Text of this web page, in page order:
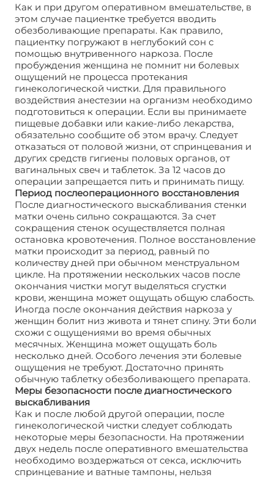
Как и при другом оперативном вмешательстве, в
этом случае пациентке требуется вводить
обезболивающие препараты. Как правило,
пациентку погружают в неглубокий сон с
помощью внутривенного наркоза. После
пробуждения женщина не помнит ни болевых
ощущений не процесса протекания
гинекологической чистки. Для правильного
воздействия анестезии на организм необходимо
подготовиться к операции. Если вы принимаете
пищевые добавки или какие-либо лекарства,
обязательно сообщите об этом врачу. Следует
отказаться от половой жизни, от спринцевания и
других средств гигиены половых органов, от
вагинальных свеч и таблеток. За 12 часов до
операции запрещается пить и принимать пищу.
Период послеоперационного восстановления
После диагностического выскабливания стенки
матки очень сильно сокращаются. За счет
сокращения стенок осуществляется полная
остановка кровотечения. Полное восстановление
матки происходит за период, равный по
количеству дней при обычном менструальном
цикле. На протяжении нескольких часов после
окончания чистки могут выделяться сгустки
крови, женщина может ощущать общую слабость.
Иногда после окончания действия наркоза у
женщин болит низ живота и тянет спину. Эти боли
схожи с ощущениями во время обычных
месячных. Женщина может ощущать боль
несколько дней. Особого лечения эти болевые
ощущения не требуют. Достаточно принять
обычную таблетку обезболивающего препарата.
Меры безопасности после диагностического
выскабливания
Как и после любой другой операции, после
гинекологической чистки следует соблюдать
некоторые меры безопасности. На протяжении
двух недель после оперативного вмешательства
необходимо воздержаться от секса, исключить
спринцевание и ватные тампоны, нельзя